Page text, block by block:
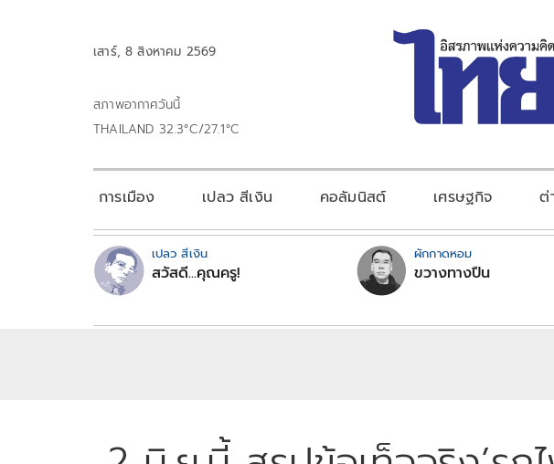
เสาร์, 8 สิงหาคม 2569
สภาพอากาศวันนี้
THAILAND 32.3°C/27.1°C
การเมือง เปลว สีเงิน คอลัมนิสต์ เศรษฐกิจ ต่
เปลว สีเงิน
สวัสดี...คุณครู!
ผักกาดหอม
ขวางทางปืน